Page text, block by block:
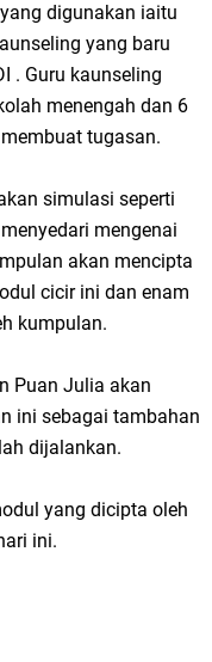
digunakan iaitu
yang baru
. Guru kaunseling
menengah dan 6
tugasan.
simulasi seperti
mengenai
akan mencipta
cicir ini dan enam
kumpulan.
Puan Julia akan
ini sebagai tambahan
dijalankan.
yang dicipta oleh
ini.